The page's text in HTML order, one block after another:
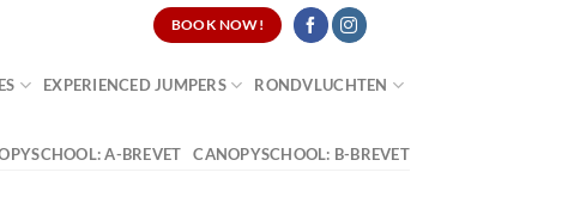
BOOK NOW!
EXPERIENCED JUMPERS RONDVLUCHTEN
A-BREVET CANOPYSCHOOL: B-BREVET